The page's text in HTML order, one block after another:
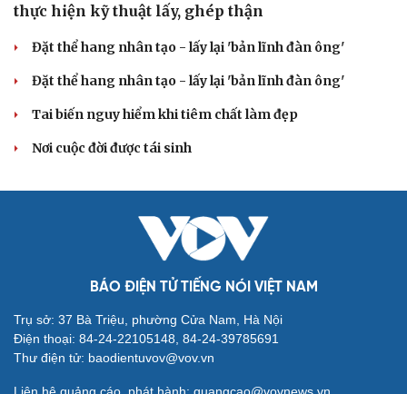
Du lịch
Săn Tour
Podcast
thực hiện kỹ thuật lấy, ghép thận
Đặt thể hang nhân tạo - lấy lại 'bản lĩnh đàn ông'
Đặt thể hang nhân tạo - lấy lại 'bản lĩnh đàn ông'
Tai biến nguy hiểm khi tiêm chất làm đẹp
Nơi cuộc đời được tái sinh
BÁO ĐIỆN TỬ TIẾNG NÓI VIỆT NAM
Trụ sở: 37 Bà Triệu, phường Cửa Nam, Hà Nội
Điện thoại: 84-24-22105148, 84-24-39785691
Thư điện tử: baodientuvov@vov.vn